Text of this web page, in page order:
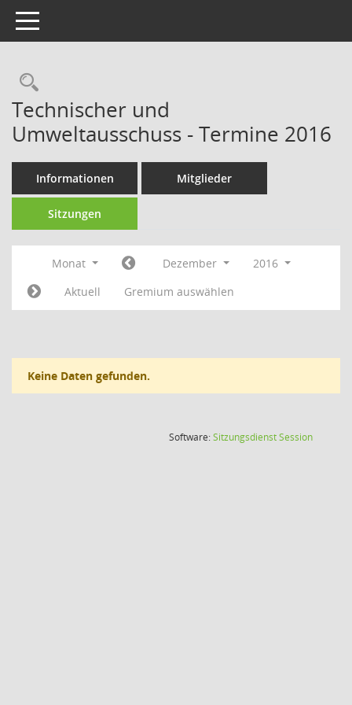
Toggle navigation
Technischer und
Umweltausschuss - Termine 2016
Informationen Mitglieder
Sitzungen
Monat Dezember
2016
Aktuell
Gremium auswählen
Keine Daten gefunden.
Software:SitzungsdienstSession(Wird in